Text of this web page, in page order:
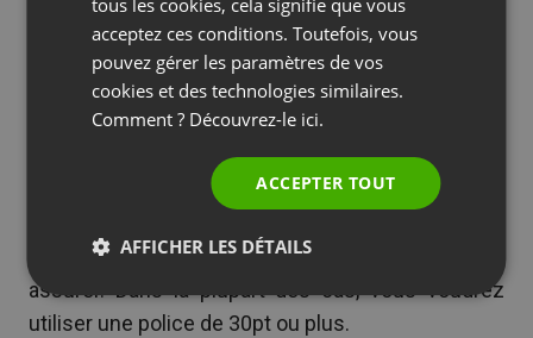
d’éclat aux diapositives.
Et puisque nous parlons des polices, voici une
autre astuce : assurez-vous que votre texte est de
Qu’est-ce qui constitue une taille appropriée pour
diapositives sont faciles à lire, vous devriez
assurer. Dans la plupart des cas, vous voudrez
utiliser une police de 30pt ou plus.
PORTUGUESE
tous les cookies, cela signifie que vous
acceptez ces conditions. Toutefois, vous
pouvez gérer les paramètres de vos
cookies et des technologies similaires.
Comment ? Découvrez-le ici.
ACCEPTER TOUT
AFFICHER LES DÉTAILS